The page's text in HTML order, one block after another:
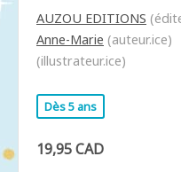
AUZOU EDITIONS
Anne-Marie (auteur.ice)
(illustrateur.ice)
Dès 5 ans
19,95 CAD